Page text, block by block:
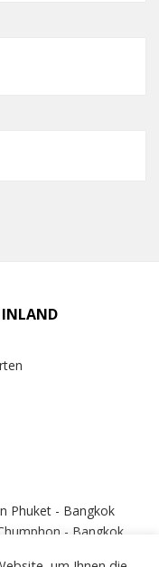
INLAND
Phuket - Bangkok
- Bangkok